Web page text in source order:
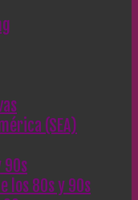
(SEA)
90s
los 80s y 90s